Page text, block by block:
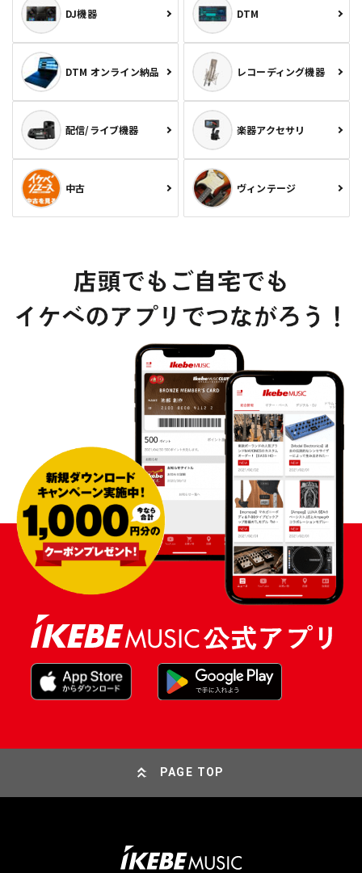
DJ機器 DTM
DTM オンライン納品 レコーディング機器
配信/ライブ機器 楽器アクセサリ
中古 ヴィンテージ
PAGE TOP